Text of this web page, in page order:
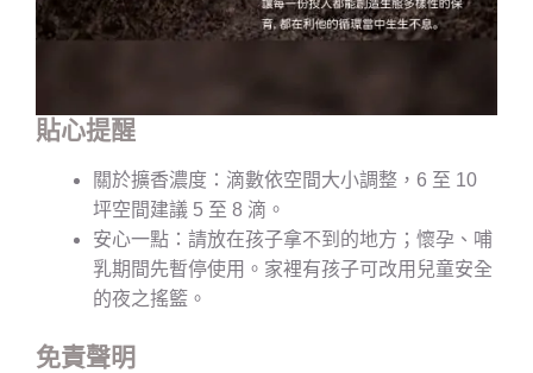
貼心提醒
關於擴香濃度：滴數依空間大小調整，6 至 10
坪空間建議 5 至 8 滴。
安心一點：請放在孩子拿不到的地方；懷孕、哺
乳期間先暫停使用。家裡有孩子可改用兒童安全
的夜之搖籃。
免責聲明